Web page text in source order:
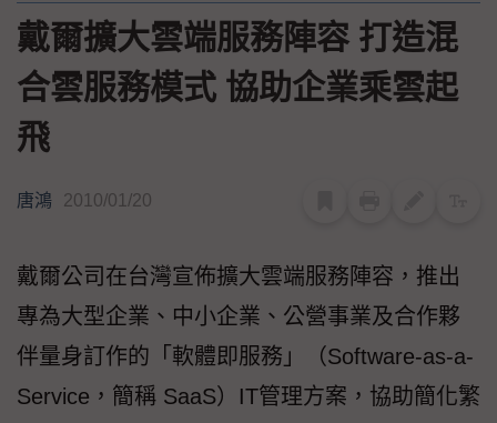
戴爾擴大雲端服務陣容 打造混
合雲服務模式 協助企業乘雲起
飛
唐鴻 2010/01/20
戴爾公司在台灣宣佈擴大雲端服務陣容，推出
專為大型企業、中小企業、公營事業及合作夥
伴量身訂作的「軟體即服務」（Software-as-a-
Service，簡稱 SaaS）IT管理方案，協助簡化繁